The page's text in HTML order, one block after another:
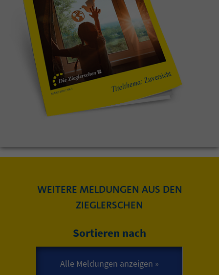
WEITERE MELDUNGEN AUS DEN
ZIEGLERSCHEN
Sortieren nach